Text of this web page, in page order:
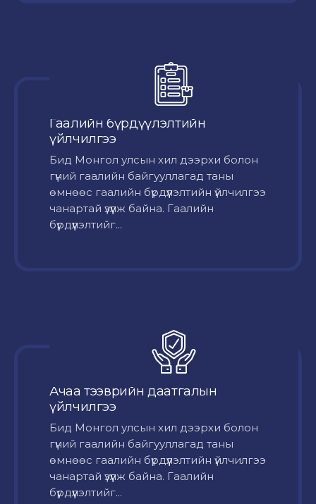
Гаалийн бүрдүүлэлтийн
үйлчилгээ
Бид Монгол улсын хил дээрхи болон
гүний гаалийн байгууллагад таны
өмнөөс гаалийн бүрдүүлэлтийн үйлчилгээ
чанартай үзүүлж байна. Гаалийн
бүрдүүлэлтийг...
Ачаа тээврийн даатгалын
үйлчилгээ
Бид Монгол улсын хил дээрхи болон
гүний гаалийн байгууллагад таны
өмнөөс гаалийн бүрдүүлэлтийн үйлчилгээ
чанартай үзүүлж байна. Гаалийн
бүрдүүлэлтийг...